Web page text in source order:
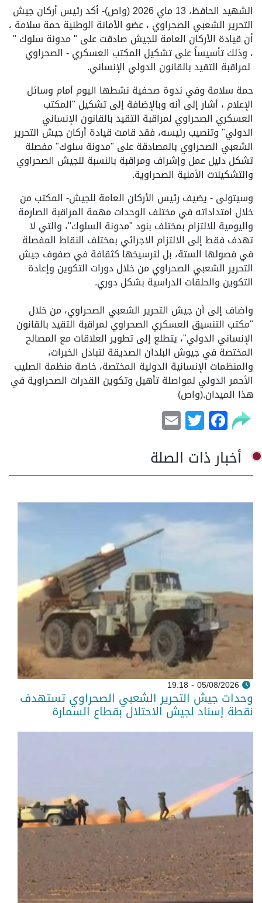
الشهيد الحافظ، 13 ماي 2026 (واص)- أكد رئيس أركان جيش
التحرير الشعبي الصحراوي ، عضو الأمانة الوطنية حمة سلامة ،
أن قيادة الأركان العامة للجيش صادقت على " مدونة سلوك "
، وذلك تأسيساً على تشكيل المكتب العسكري - الصحراوي
لمراقبة التقيد بالقانون الدولي الإنساني.
حمة سلامة وفي ندوة صحفية نشطها اليوم أمام وسائل
الإعلام ، أشار إلى أنه وبالإضافة إلى تشكيل "المكتب
العسكري الصحراوي لمراقبة التقيد بالقانون الإنساني
الدولي" وتنصيب رئيسه، فقد قامت قيادة أركان جيش التحرير
الشعبي الصحراوي بالمصادقة على "مدونة سلوك" مفصلة
تشكل دليل عمل وإشراف ومراقبة بالنسبة للجيش الصحراوي
والتشكيلات الأمنية الصحراوية.
وسيتولى - يضيف رئيس الأركان العامة للجيش- المكتب من
خلال امتداداته في مختلف الوحدات مهمة المراقبة الصارمة
واليومية للالتزام بمختلف بنود "مدونة السلوك"، والتي لا
تهدف فقط إلى الالتزام الاجرائي بمختلف النقاط المفصلة
في فصولها الستة، بل لترسيخها كثقافة في صفوف جيش
التحرير الشعبي الصحراوي من خلال دورات التكوين وإعادة
التكوين والحلقات الدراسية بشكل دوري.
واضاف إلى أن جيش التحرير الشعبي الصحراوي، من خلال
"مكتب التنسيق العسكري الصحراوي لمراقبة التقيد بالقانون
الإنساني الدولي"، يتطلع إلى تطوير العلاقات مع المصالح
المختصة في جيوش البلدان الصديقة لتبادل الخبرات،
والمنظمات الإنسانية الدولية المختصة، خاصة منظمة الصليب
الأحمر الدولي لمواصلة تأهيل وتكوين القدرات الصحراوية في
هذا الميدان.(واص)
Facebook
Twitter
أخبار ذات الصلة
05/08/2026 - 19:18
وحدات جيش التحرير الشعبي الصحراوي تستهدف
نقطة إسناد لجيش الاحتلال بقطاع السمارة